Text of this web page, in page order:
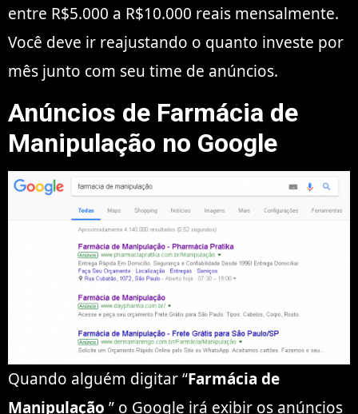
entre R$5.000 a R$10.000 reais mensalmente.
Você deve ir reajustando o quanto investe por
mês junto com seu time de anúncios.
Anúncios de Farmácia de
Manipulação no Google
Quando alguém digitar “Farmácia de
Manipulação ” o Google irá exibir os anúncios